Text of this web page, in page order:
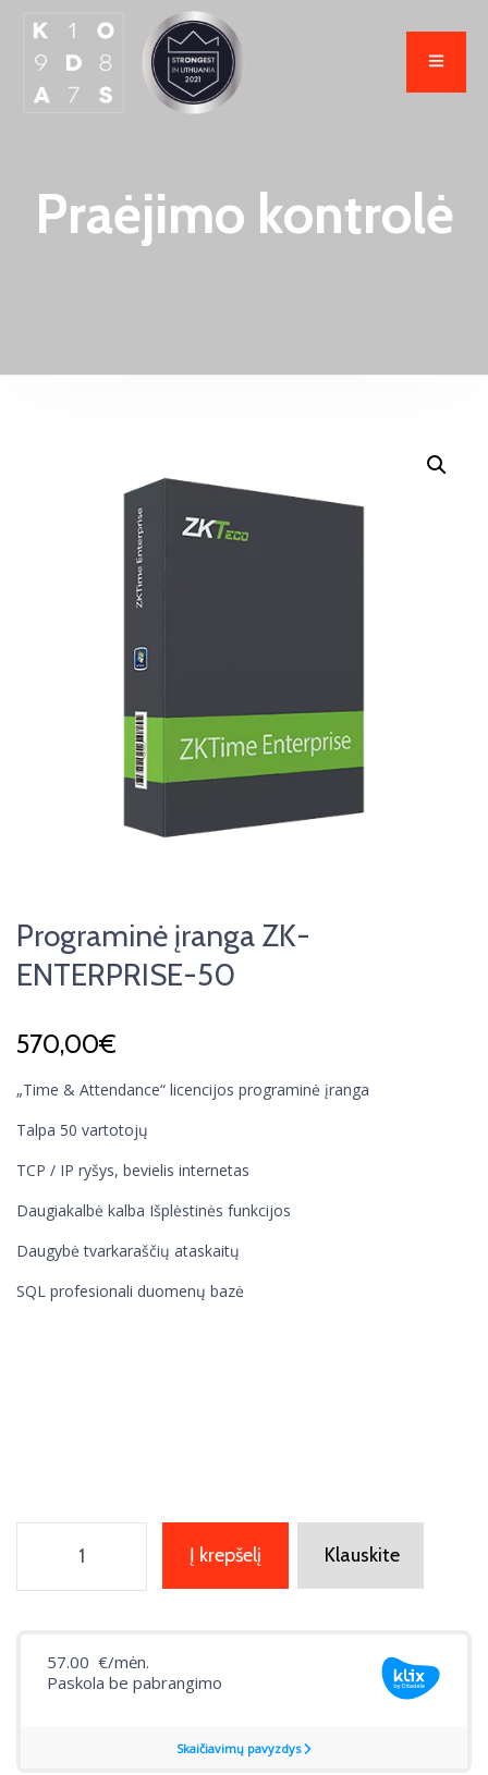
Praėjimo kontrolė
Programinė įranga ZK-
ENTERPRISE-50
570,00€
„Time & Attendance“ licencijos programinė įranga
Talpa 50 vartotojų
TCP / IP ryšys, bevielis internetas
Daugiakalbė kalba Išplėstinės funkcijos
Daugybė tvarkaraščių ataskaitų
SQL profesionali duomenų bazė
Į krepšelį Klauskite